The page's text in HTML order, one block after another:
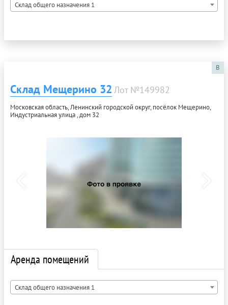
Склад общего назначения 1
B
Склад Мещерино 32 Лот №149982
Московская область, Ленинский городской округ, посёлок Мещерино,
Индустриальная улица , дом 32
Аренда помещений
Склад общего назначения 1